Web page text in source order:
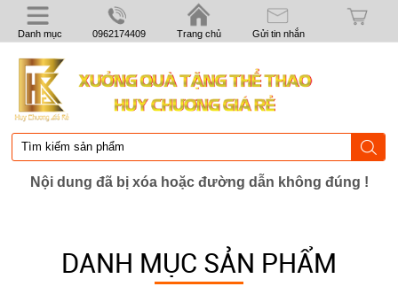
Danh mục 0962174409 Trang chủ Gửi tin nhắn
Nội dung đã bị xóa hoặc đường dẫn không đúng !
DANH MỤC SẢN PHẨM